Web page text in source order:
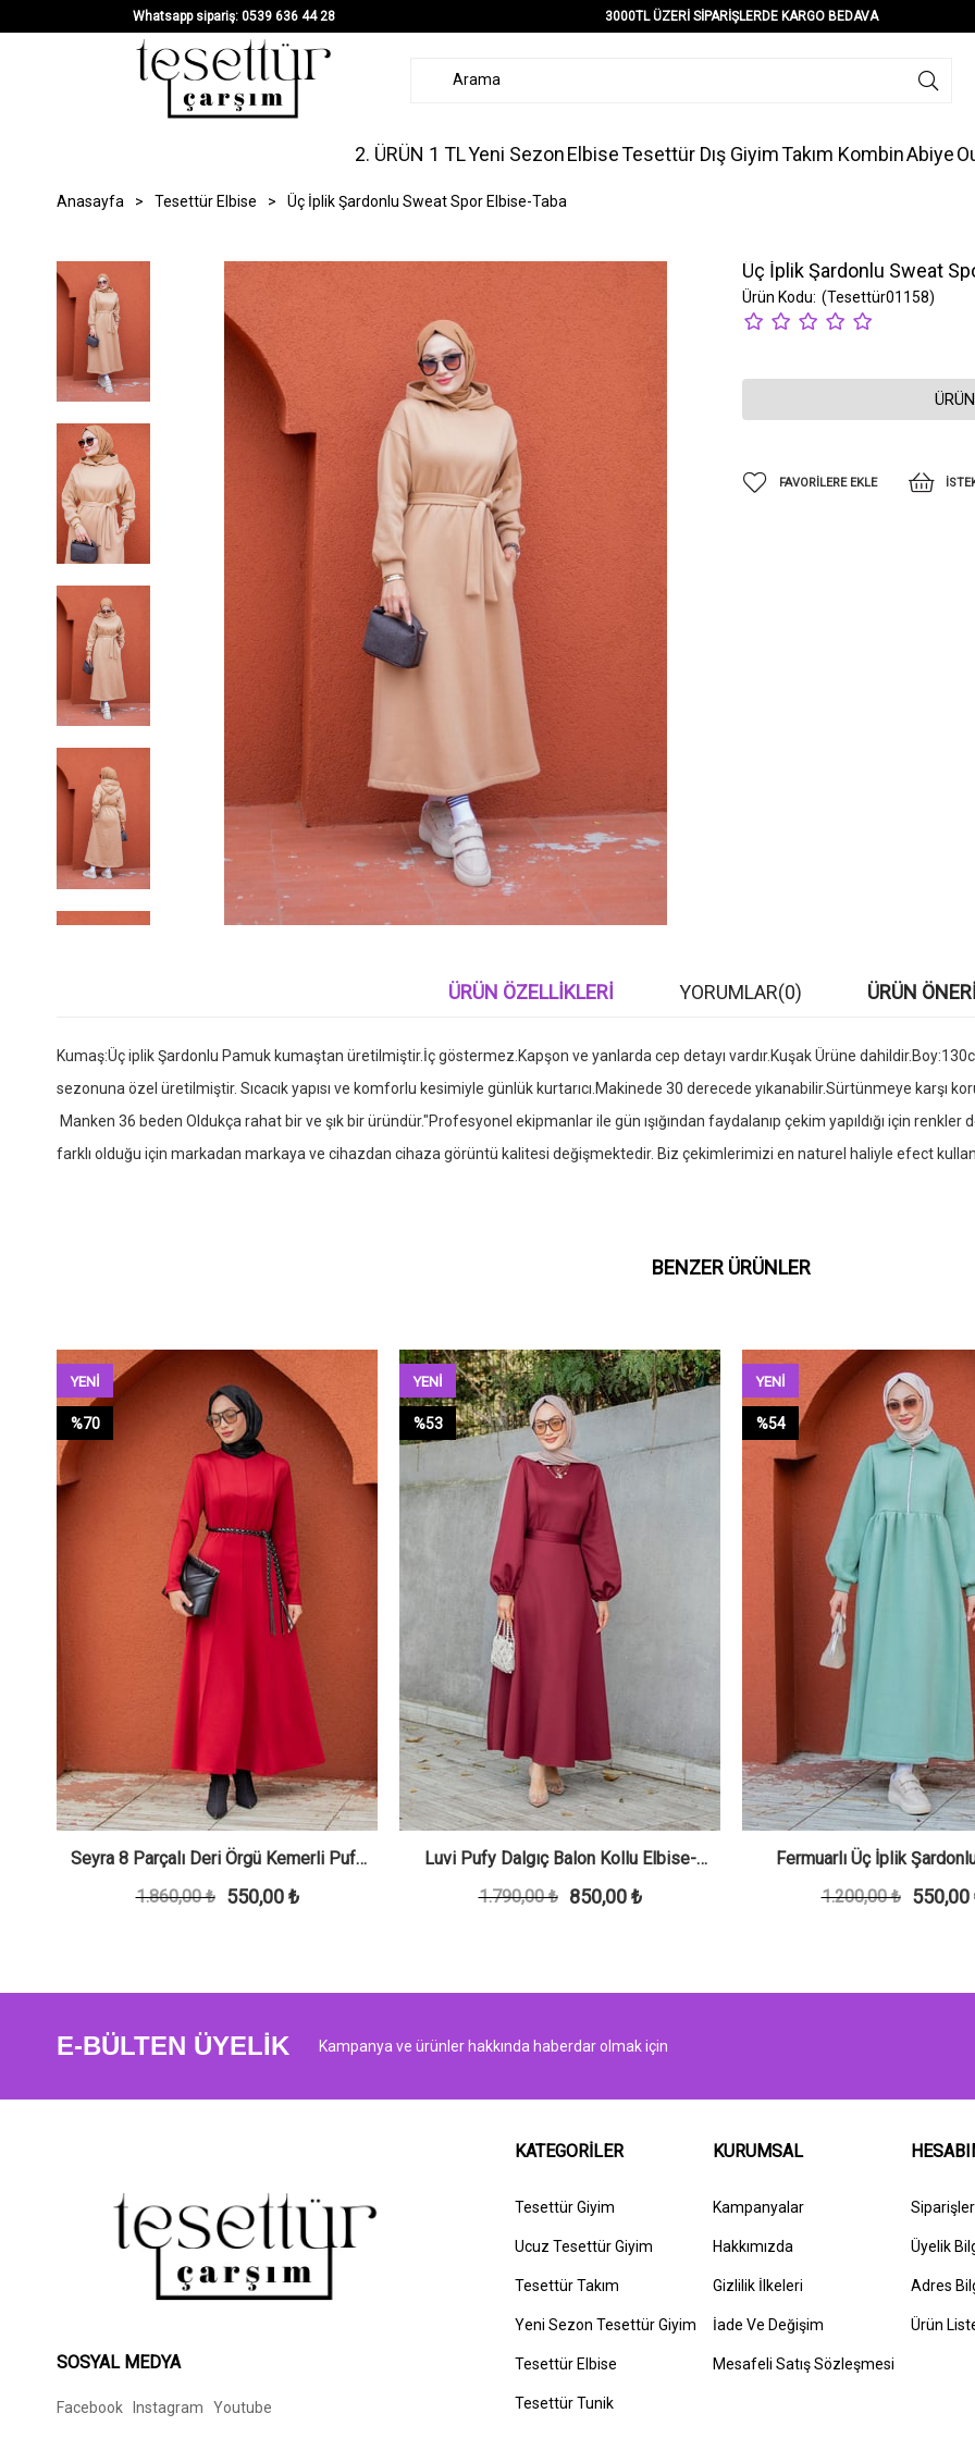
Whatsapp sipariş: 0539 636 44 28 3000TL ÜZERİ SİPARİŞLERDE KARGO BEDAVA
2. ÜRÜN 1 TLYeni SezonElbiseTesettür Dış GiyimTakım KombinAbiye
Anasayfa > Tesettür Elbise > Üç İplik Şardonlu Sweat Spor Elbise-Taba
Üç İplik Şardonlu Sweat
(Tesettür01158)
FAVORILERE EKLE
ÜRÜN ÖZELLIKLERI YORUMLAR(0) ÜRÜN
Kumaş:Üç iplik Şardonlu Pamuk kumaştan üretilmiştir.İç göstermez.Kapşon ve yanlarda cep detayı vardır.Kuşak Ürüne
sezonuna özel üretilmiştir. Sıcacık yapısı ve komforlu kesimiyle günlük kurtarıcı.Makinede 30 derecede yıkanabilir.Sürtünmeye karşı
Manken 36 beden Oldukça rahat bir ve şık bir üründür."Profesyonel ekipmanlar ile gün ışığından faydalanıp çekim yapıldığı için renkler
farklı olduğu için markadan markaya ve cihazdan cihaza görüntü kalitesi değişmektedir. Biz çekimlerimizi en naturel haliyle efect
BENZER ÜRÜNLER
Seyra 8 Parçalı Deri Örgü Kemerli Pufy
Dalgıç Elbise-Bordo
550,00 ₺
1.860,00 ₺
%70
YENI
ÜRÜN
Luvi Pufy Dalgıç Balon Kollu Elbise-
Kırmızı850,00 ₺
1.790,00 ₺
%53
YENI
ÜRÜN
Fermuarlı Üç İplik
Elbise-Mint
550,00
1.200,00 ₺
%54
YENI
ÜRÜN
E-BÜLTEN ÜYELİK Kampanya ve ürünler hakkında haberdar olmak için
SOSYAL MEDYA
Facebook Instagram Youtube
KATEGORİLER
Tesettür Giyim
Ucuz Tesettür Giyim
Tesettür Takım
Yeni Sezon Tesettür Giyim
Tesettür Elbise
Tesettür Tunik
KURUMSAL
Kampanyalar
Hakkımızda
Gizlilik İlkeleri
İade Ve Değişim
Mesafeli Satış Sözleşmesi
Üyelik
Adres
Ürün